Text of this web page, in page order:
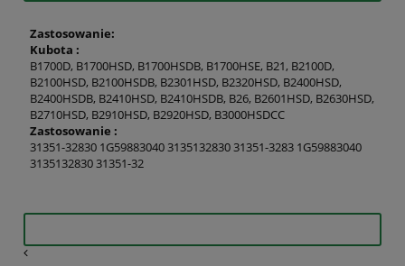
Zastosowanie:
Kubota :
B1700D, B1700HSD, B1700HSDB, B1700HSE, B21, B2100D,
B2100HSD, B2100HSDB, B2301HSD, B2320HSD, B2400HSD,
B2400HSDB, B2410HSD, B2410HSDB, B26, B2601HSD, B2630HSD,
B2710HSD, B2910HSD, B2920HSD, B3000HSDCC
Zastosowanie :
31351-32830 1G59883040 3135132830 31351-3283 1G59883040
3135132830 31351-32